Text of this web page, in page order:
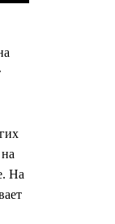
На